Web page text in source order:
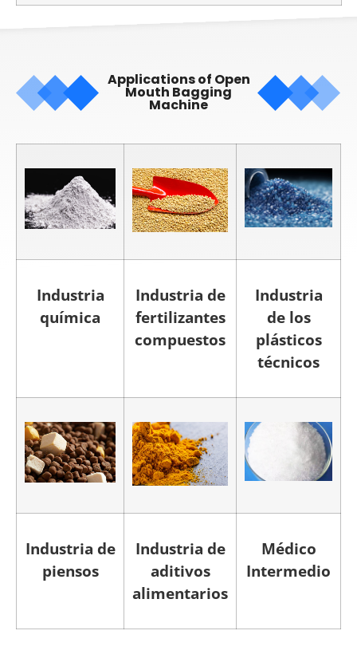
Applications of Open
Mouth Bagging
Machine
Industria
química
Industria de
fertilizantes
compuestos
Industria
de los
plásticos
técnicos
Industria de
piensos
Industria de
aditivos
alimentarios
Médico
Intermedio